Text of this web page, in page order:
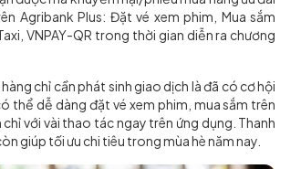
Agribank Plus: Đặt vé xem phim, Mua sắm
VNPAY-QR trong thời gian diễn ra chương
chỉ cần phát sinh giao dịch là đã có cơ hội
thể dễ dàng đặt vé xem phim, mua sắm trên
với vài thao tác ngay trên ứng dụng. Thanh
giúp tối ưu chi tiêu trong mùa hè năm nay.